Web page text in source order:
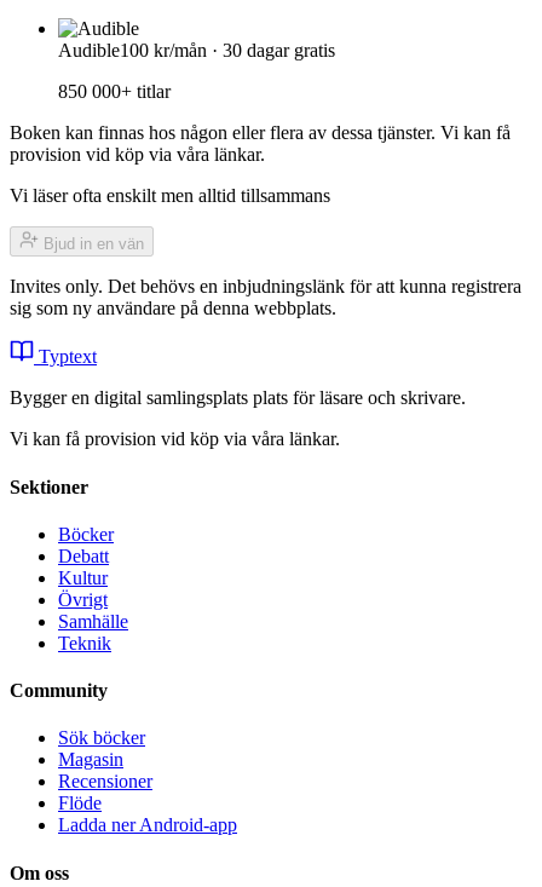
Audible100 kr/mån · 30 dagar gratis
850 000+ titlar
Boken kan finnas hos någon eller flera av dessa tjänster. Vi kan få
provision vid köp via våra länkar.
Vi läser ofta enskilt men alltid tillsammans
Bjud in en vän
Invites only. Det behövs en inbjudningslänk för att kunna registrera
sig som ny användare på denna webbplats.
Typtext
Bygger en digital samlingsplats plats för läsare och skrivare.
Vi kan få provision vid köp via våra länkar.
Sektioner
Böcker
Debatt
Kultur
Övrigt
Samhälle
Teknik
Community
Sök böcker
Magasin
Recensioner
Flöde
Ladda ner Android-app
Om oss